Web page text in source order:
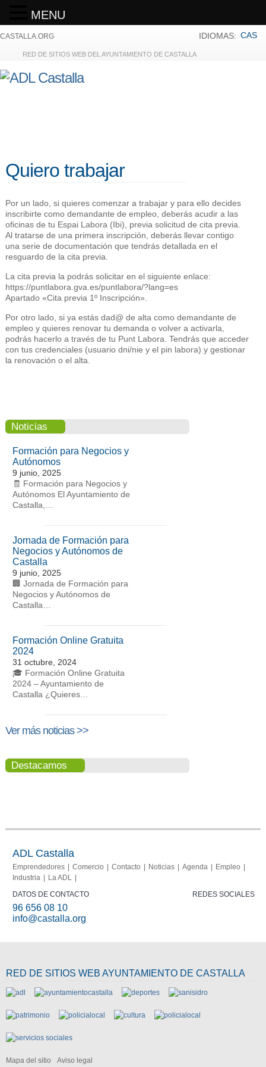
CASTALLA.ORG
RED DE SITIOS WEB DEL AYUNTAMIENTO DE CASTALLA
IDIOMAS: CAS
Quiero trabajar
Por un lado, si quieres comenzar a trabajar y para ello decides
inscribirte como demandante de empleo, deberás acudir a las
oficinas de tu Espai Labora (Ibi), previa solicitud de cita previa.
Al tratarse de una primera inscripción, deberás llevar contigo
una serie de documentación que tendrás detallada en el
resguardo de la cita previa.
La cita previa la podrás solicitar en el siguiente enlace:
https://puntlabora.gva.es/puntlabora/?lang=es
Apartado «Cita previa 1º Inscripción».
Por otro lado, si ya estás dad@ de alta como demandante de
empleo y quieres renovar tu demanda o volver a activarla,
podrás hacerlo a través de tu Punt Labora. Tendrás que acceder
con tus credenciales (usuario dni/nie y el pin labora) y gestionar
la renovación o el alta.
Noticias
Formación para Negocios y
Autónomos
9 junio, 2025
🧾 Formación para Negocios y
Autónomos El Ayuntamiento de
Castalla,…
Jornada de Formación para
Negocios y Autónomos de
Castalla
9 junio, 2025
🏢 Jornada de Formación para
Negocios y Autónomos de
Castalla…
Formación Online Gratuita
2024
31 octubre, 2024
🎓 Formación Online Gratuita
2024 – Ayuntamiento de
Castalla ¿Quieres…
Ver más noticias >>
Destacamos
Memoria
Portal del
ADL Castalla
Emprendedores Comercio Contacto Noticias Agenda
Empleo
Industria
La ADL
DATOS DE CONTACTO
96 656 08 10
info@castalla.org
REDES SOCIALES
RED DE SITIOS WEB AYUNTAMIENTO DE CASTALLA
Mapa del sitio Aviso legal
MENU